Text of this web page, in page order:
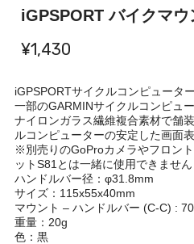
iGPSPORT バイクマウ
¥1,430
iGPSPORTサイクルコンピュータ
一部のGARMINサイクルコンピュ
ナイロンガラス繊維複合素材で舗
ルコンピューターの安定した画面
※別売りのGoProカメラやフロン
ットS81とは一緒に使用できません
ハンドルバー径：φ31.8mm
サイズ：115x55x40mm
マウント – ハンドルバー (C-C) :
重量：20g
色：黒